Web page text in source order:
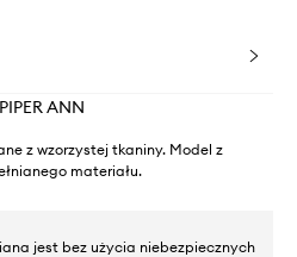
ANN
z wzorzystej tkaniny. Model z
materiału.
jest bez użycia niebezpiecznych